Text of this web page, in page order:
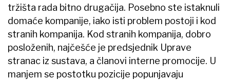
tržišta rada bitno drugačija. Posebno ste istaknuli
domaće kompanije, iako isti problem postoji i kod
stranih kompanija. Kod stranih kompanija, dobro
posloženih, najčešće je predsjednik Uprave
stranac iz sustava, a članovi interne promocije. U
manjem se postotku pozicije popunjavaju